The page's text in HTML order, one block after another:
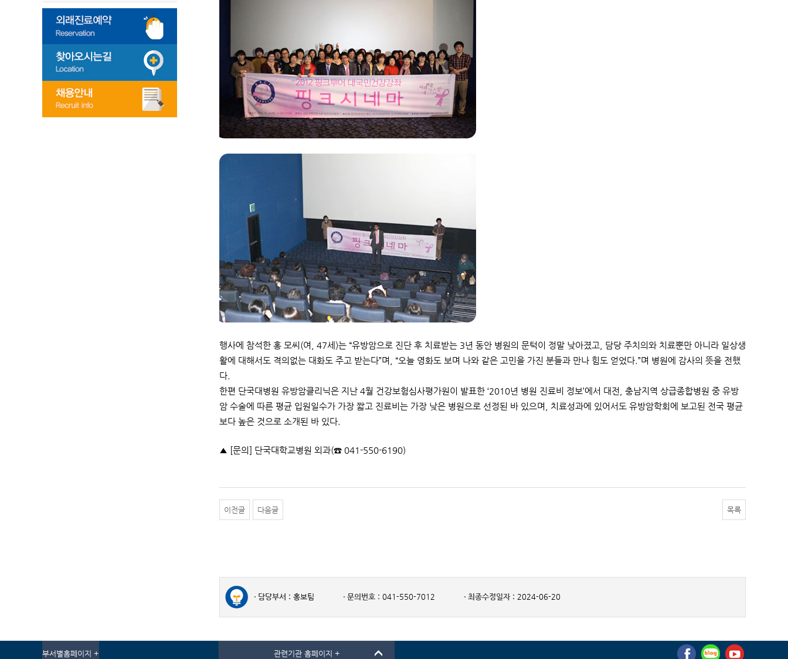
행사에 참석한 홍 모씨(여, 47세)는 “유방암으로 진단 후 치료받는 3년 동안 병원의 문턱이 정말 낮아졌고, 담당 주치의와 치료뿐만 아니라 일상생
활에 대해서도 격의없는 대화도 주고 받는다”며, “오늘 영화도 보며 나와 같은 고민을 가진 분들과 만나 힘도 얻었다.”며 병원에 감사의 뜻을 전했
다.
한편 단국대병원 유방암클리닉은 지난 4월 건강보험심사평가원이 발표한 ‘2010년 병원 진료비 정보’에서 대전, 충남지역 상급종합병원 중 유방
암 수술에 따른 평균 입원일수가 가장 짧고 진료비는 가장 낮은 병원으로 선정된 바 있으며, 치료성과에 있어서도 유방암학회에 보고된 전국 평균
보다 높은 것으로 소개된 바 있다.
▲ [문의] 단국대학교병원 외과(☎ 041-550-6190)
이전글 다음글 목록
담당부서 : 홍보팀 문의번호 : 041-550-7012 최종수정일자 : 2024-06-20
부서별홈페이지 + 관련기관 홈페이지 +